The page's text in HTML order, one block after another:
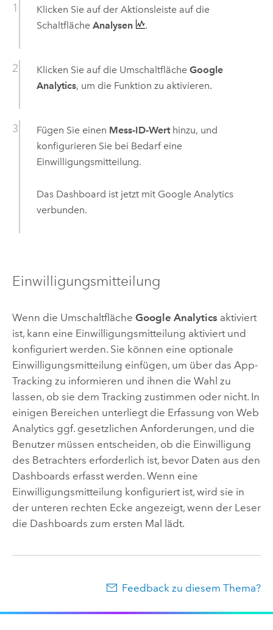
Klicken Sie auf der Aktionsleiste auf die
Schaltfläche Analysen .
Klicken Sie auf die Umschaltfläche Google
Analytics, um die Funktion zu aktivieren.
Fügen Sie einen Mess-ID-Werthinzu, und
konfigurieren Sie bei Bedarf eine
Einwilligungsmitteilung.
Das Dashboard ist jetzt mit Google Analytics
verbunden.
Einwilligungsmitteilung
Wenn die Umschaltfläche Google Analytics aktiviert
ist, kann eine Einwilligungsmitteilung aktiviert und
konfiguriert werden. Sie können eine optionale
Einwilligungsmitteilung einfügen, um über das App-
Tracking zu informieren und ihnen die Wahl zu
lassen, ob sie dem Tracking zustimmen oder nicht. In
einigen Bereichen unterliegt die Erfassung von Web
Analytics ggf. gesetzlichen Anforderungen, und die
Benutzer müssen entscheiden, ob die Einwilligung
des Betrachters erforderlich ist, bevor Daten aus den
Dashboards erfasst werden. Wenn eine
Einwilligungsmitteilung konfiguriert ist, wird sie in
der unteren rechten Ecke angezeigt, wenn der Leser
die Dashboards zum ersten Mal lädt.
Feedback zu diesem Thema?